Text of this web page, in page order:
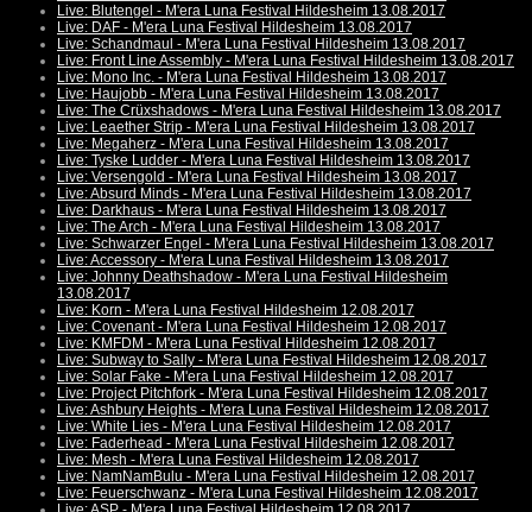
Live: Blutengel - M'era Luna Festival Hildesheim 13.08.2017
Live: DAF - M'era Luna Festival Hildesheim 13.08.2017
Live: Schandmaul - M'era Luna Festival Hildesheim 13.08.2017
Live: Front Line Assembly - M'era Luna Festival Hildesheim 13.08.2017
Live: Mono Inc. - M'era Luna Festival Hildesheim 13.08.2017
Live: Haujobb - M'era Luna Festival Hildesheim 13.08.2017
Live: The Crüxshadows - M'era Luna Festival Hildesheim 13.08.2017
Live: Leaether Strip - M'era Luna Festival Hildesheim 13.08.2017
Live: Megaherz - M'era Luna Festival Hildesheim 13.08.2017
Live: Tyske Ludder - M'era Luna Festival Hildesheim 13.08.2017
Live: Versengold - M'era Luna Festival Hildesheim 13.08.2017
Live: Absurd Minds - M'era Luna Festival Hildesheim 13.08.2017
Live: Darkhaus - M'era Luna Festival Hildesheim 13.08.2017
Live: The Arch - M'era Luna Festival Hildesheim 13.08.2017
Live: Schwarzer Engel - M'era Luna Festival Hildesheim 13.08.2017
Live: Accessory - M'era Luna Festival Hildesheim 13.08.2017
Live: Johnny Deathshadow - M'era Luna Festival Hildesheim
13.08.2017
Live: Korn - M'era Luna Festival Hildesheim 12.08.2017
Live: Covenant - M'era Luna Festival Hildesheim 12.08.2017
Live: KMFDM - M'era Luna Festival Hildesheim 12.08.2017
Live: Subway to Sally - M'era Luna Festival Hildesheim 12.08.2017
Live: Solar Fake - M'era Luna Festival Hildesheim 12.08.2017
Live: Project Pitchfork - M'era Luna Festival Hildesheim 12.08.2017
Live: Ashbury Heights - M'era Luna Festival Hildesheim 12.08.2017
Live: White Lies - M'era Luna Festival Hildesheim 12.08.2017
Live: Faderhead - M'era Luna Festival Hildesheim 12.08.2017
Live: Mesh - M'era Luna Festival Hildesheim 12.08.2017
Live: NamNamBulu - M'era Luna Festival Hildesheim 12.08.2017
Live: Feuerschwanz - M'era Luna Festival Hildesheim 12.08.2017